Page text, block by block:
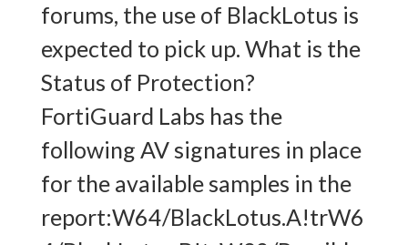
forums, the use of BlackLotus is
expected to pick up. What is the
Status of Protection?
FortiGuard Labs has the
following AV signatures in place
for the available samples in the
report:W64/BlackLotus.A!trW6